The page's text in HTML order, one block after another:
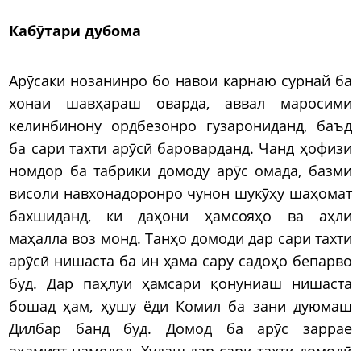
Кабӯтари дубома
Арӯсаки нозанинро бо навои карнаю сурнай ба
хонаи шавҳараш оварда, аввал маросими
келинбинону ордбезонро гузарониданд, баъд
ба сари тахти арӯсӣ бароварданд. Чанд ҳофизи
номдор ба табрики домоду арӯс омада, базми
висоли навхонадоронро чунон шукӯҳу шаҳомат
бахшиданд, ки даҳони ҳамсояҳо ва аҳли
маҳалла воз монд. Танҳо домоди дар сари тахти
арӯсӣ нишаста ба ин ҳама сару садоҳо бепарво
буд. Дар паҳлуи ҳамсари қонуниаш нишаста
бошад ҳам, ҳушу ёди Комил ба зани дуюмаш
Дилбар банд буд. Домод ба арӯс заррае